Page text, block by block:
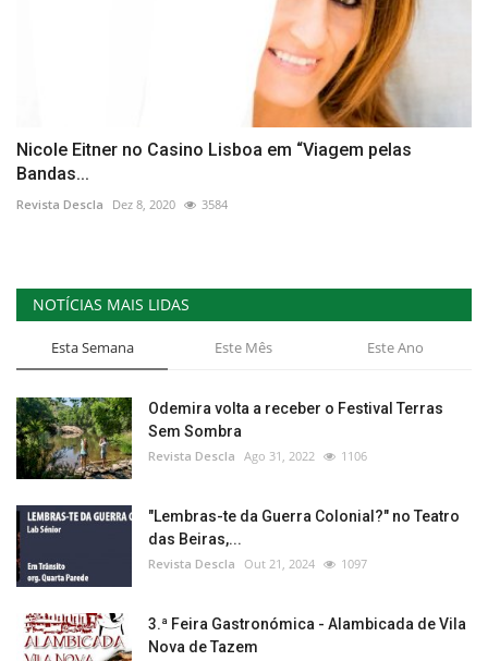
Nicole Eitner no Casino Lisboa em “Viagem pelas
Bandas...
Revista Descla Dez 8, 2020 3584
NOTÍCIAS MAIS LIDAS
Esta Semana Este Mês Este Ano
Odemira volta a receber o Festival Terras
Sem Sombra
Revista Descla Ago 31, 2022 1106
"Lembras-te da Guerra Colonial?" no Teatro
das Beiras,...
Revista Descla Out 21, 2024 1097
3.ª Feira Gastronómica - Alambicada de Vila
Nova de Tazem